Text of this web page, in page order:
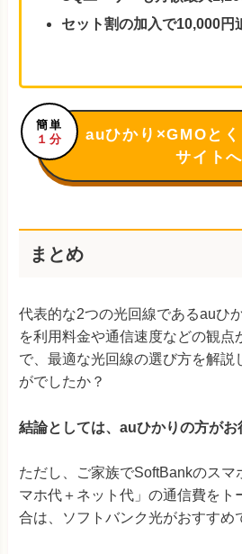
セット割の加入で10,000円
簡単
１分
auひかり×GMOと
サイトへ
まとめ
代表的な2つの光回線であるauひ
を利用料金や通信速度などの観点
で、最適な光回線の選び方を解説
がでしたか？
結論としては、auひかりの方がお
ただし、ご家族でSoftBankのスマ
マホ代＋ネット代」の通信費をト
合は、ソフトバンク光がおすすめ